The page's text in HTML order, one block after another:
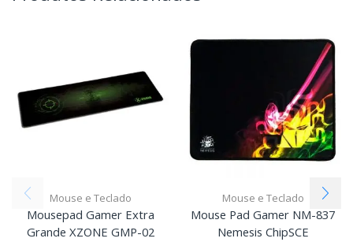
Mouse e Teclado
Mousepad Gamer Extra
Grande XZONE GMP-02
Mouse e Teclado
Mouse Pad Gamer NM-837
Nemesis ChipSCE